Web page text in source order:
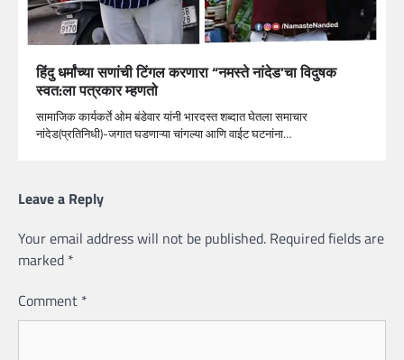
हिंदु धर्मांच्या सणांची टिंगल करणारा “नमस्ते नांदेड’चा विदुषक
स्वत:ला पत्रकार म्हणतो
सामाजिक कार्यकर्ते ओम बंडेवार यांनी भारदस्त शब्दात घेतला समाचार
नांदेड(प्रतिनिधी)-जगात घडणाऱ्या चांगल्या आणि वाईट घटनांना…
Leave a Reply
Your email address will not be published. Required fields are
marked *
Comment *